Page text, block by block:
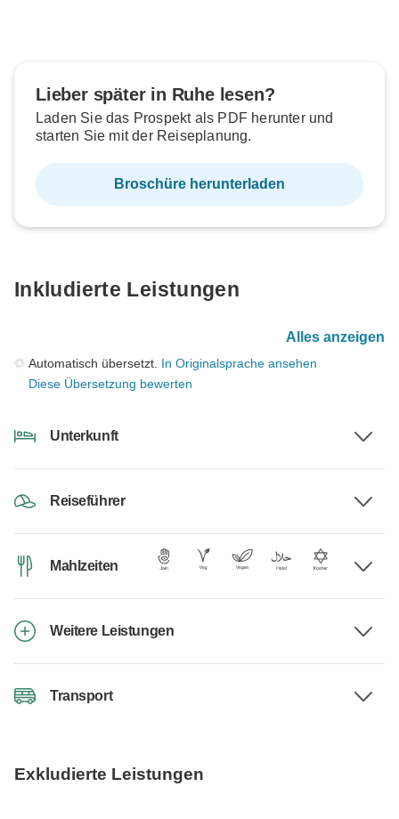
Lieber später in Ruhe lesen?
Laden Sie das Prospekt als PDF herunter und
starten Sie mit der Reiseplanung.
Broschüre herunterladen
Inkludierte Leistungen
Alles anzeigen
Automatisch übersetzt. In Originalsprache ansehen
Diese Übersetzung bewerten
Unterkunft
Reiseführer
Mahlzeiten
Weitere Leistungen
Transport
Exkludierte Leistungen